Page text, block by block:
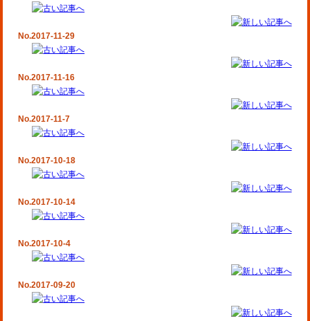
No.2017-11-29
No.2017-11-16
No.2017-11-7
No.2017-10-18
No.2017-10-14
No.2017-10-4
No.2017-09-20